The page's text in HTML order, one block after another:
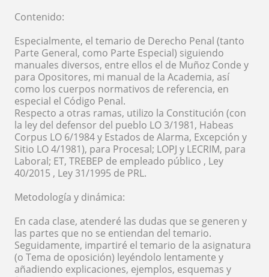
Contenido:
Especialmente, el temario de Derecho Penal (tanto
Parte General, como Parte Especial) siguiendo
manuales diversos, entre ellos el de Muñoz Conde y
para Opositores, mi manual de la Academia, así
como los cuerpos normativos de referencia, en
especial el Código Penal.
Respecto a otras ramas, utilizo la Constitución (con
la ley del defensor del pueblo LO 3/1981, Habeas
Corpus LO 6/1984 y Estados de Alarma, Excepción y
Sitio LO 4/1981), para Procesal; LOPJ y LECRIM, para
Laboral; ET, TREBEP de empleado público , Ley
40/2015 , Ley 31/1995 de PRL.
Metodología y dinámica:
En cada clase, atenderé las dudas que se generen y
las partes que no se entiendan del temario.
Seguidamente, impartiré el temario de la asignatura
(o Tema de oposición) leyéndolo lentamente y
añadiendo explicaciones, ejemplos, esquemas y